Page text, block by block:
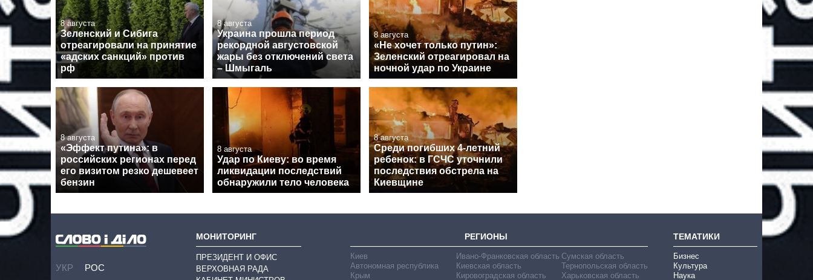
8 августа
Зеленский и Сибига
отреагировали на принятие
«адских санкций» против
рф
8 августа
Украина прошла период
рекордной августовской
жары без отключений света
– Шмыгаль
8 августа
«Не хочет только путин»:
Зеленский отреагировал на
ночной удар по Украине
8 августа
«Эффект путина»: в
российских регионах перед
его визитом резко дешевеет
бензин
8 августа
Удар по Киеву: во время
ликвидации последствий
обнаружили тело человека
8 августа
Среди погибших 4-летний
ребенок: в ГСЧС уточнили
последствия обстрела на
Киевщине
УКР РОС
МОНИТОРИНГ
ПРЕЗИДЕНТ И ОФИС
ВЕРХОВНАЯ РАДА
РЕГИОНЫ
Киев
Автономная республика
Крым
Ивано-Франковская область
Киевская область
Кировоградская область
Сумская область
Тернопольская область
Харьковская область
ТЕМАТИКИ
Бизнес
Культура
Наука